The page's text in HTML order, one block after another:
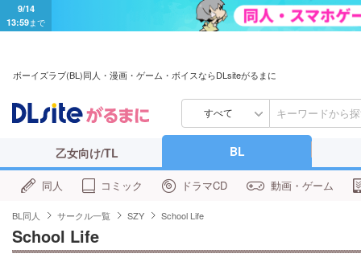
9/14
13:59まで
ボーイズラブ(BL)同人・漫画・ゲーム・ボイスならDLsiteがるまに
すべて
乙女向け/TL BL
同人 コミック ドラマCD 動画・ゲーム
BL同人 サークル一覧 SZY School Life
School Life